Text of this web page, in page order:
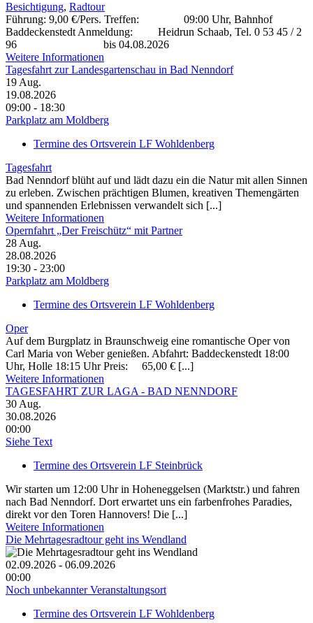
Besichtigung, Radtour
Führung: 9,00 €/Pers. Treffen: 09:00 Uhr, Bahnhof
Baddeckenstedt Anmeldung: Heidrun Schaab, Tel. 0 53 45 / 2
96 bis 04.08.2026
Weitere Informationen
Tagesfahrt zur Landesgartenschau in Bad Nenndorf
19 Aug.
19.08.2026
09:00 - 18:30
Parkplatz am Moldberg
Termine des Ortsverein LF Wohldenberg
Tagesfahrt
Bad Nenndorf blüht auf und lädt dazu ein die Natur mit allen Sinnen
zu erleben. Zwischen prächtigen Blumen, kreativen Themengärten
und spannenden Erlebnissen verwandelt sich [...]
Weitere Informationen
Opernfahrt „Der Freischütz“ mit Partner
28 Aug.
28.08.2026
19:30 - 23:00
Parkplatz am Moldberg
Termine des Ortsverein LF Wohldenberg
Oper
Auf dem Burgplatz in Braunschweig eine romantische Oper von
Carl Maria von Weber genießen. Abfahrt: Baddeckenstedt 18:00
Uhr, Holle 18:15 Uhr Preis: 65,00 € [...]
Weitere Informationen
TAGESFAHRT ZUR LAGA - BAD NENNDORF
30 Aug.
30.08.2026
00:00
Siehe Text
Termine des Ortsverein LF Steinbrück
Wir starten um 12:00 Uhr in Hoheneggelsen (Marktstr.) und fahren
nach Bad Nenndorf. Dort erwartet uns ein farbenfrohes Paradies,
direkt vor den Toren Hannovers! Die [...]
Weitere Informationen
Die Mehrtagesradtour geht ins Wendland
02.09.2026 - 06.09.2026
00:00
Noch unbekannter Veranstaltungsort
Termine des Ortsverein LF Wohldenberg